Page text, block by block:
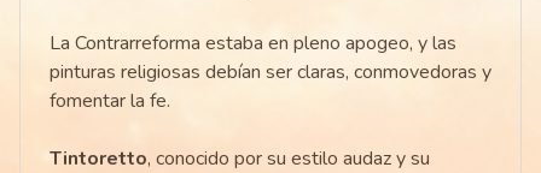
La Contrarreforma estaba en pleno apogeo, y las
pinturas religiosas debían ser claras, conmovedoras y
fomentar la fe.
Tintoretto, conocido por su estilo audaz y su